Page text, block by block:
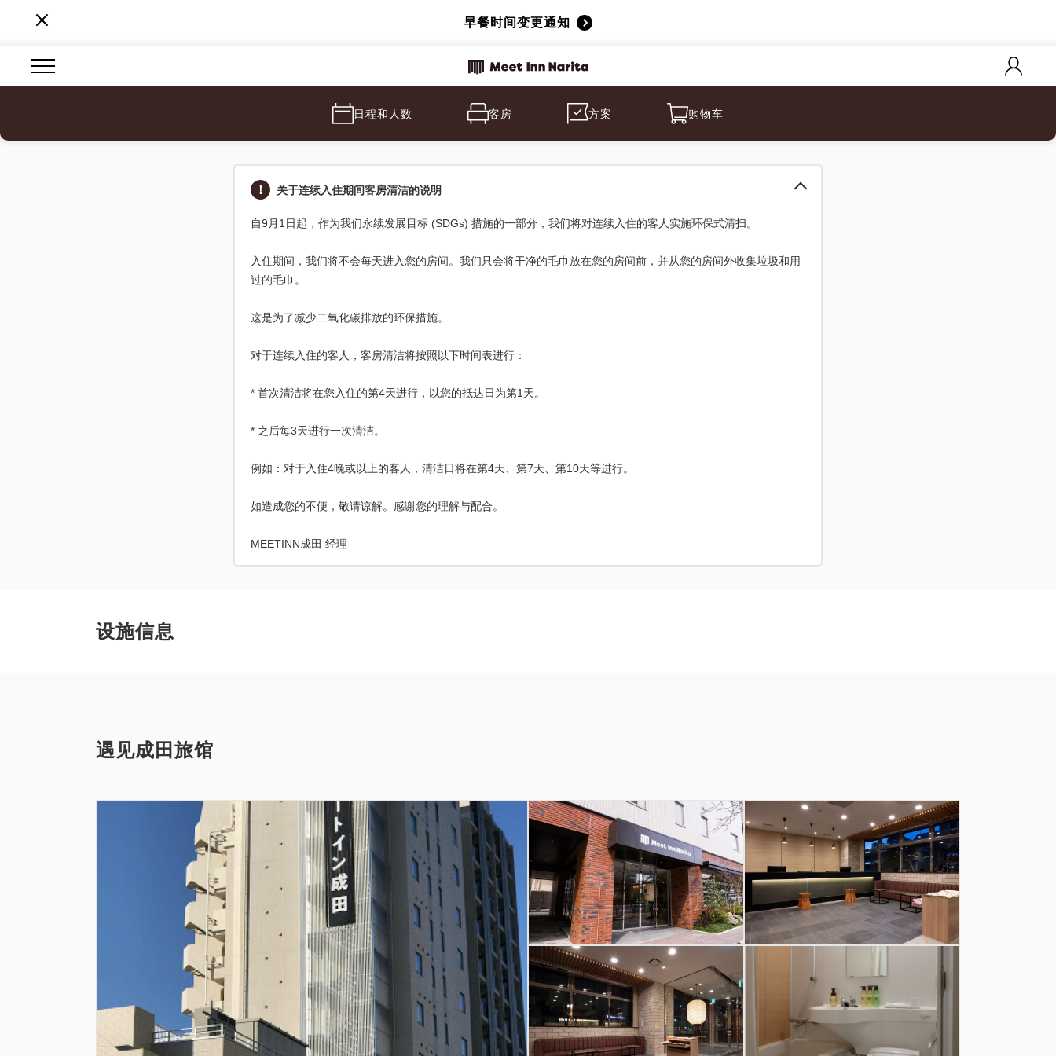
早餐时间变更通知
日程和人数 客房 方案 购物车
关于连续入住期间客房清洁的说明
自9月1日起，作为我们永续发展目标 (SDGs) 措施的一部分，我们将对连续入住的客人实施环保式清扫。
入住期间，我们将不会每天进入您的房间。我们只会将干净的毛巾放在您的房间前，并从您的房间外收集垃圾和用
过的毛巾。
这是为了减少二氧化碳排放的环保措施。
对于连续入住的客人，客房清洁将按照以下时间表进行：
* 首次清洁将在您入住的第4天进行，以您的抵达日为第1天。
* 之后每3天进行一次清洁。
例如：对于入住4晚或以上的客人，清洁日将在第4天、第7天、第10天等进行。
如造成您的不便，敬请谅解。感谢您的理解与配合。
MEETINN成田 经理
设施信息
遇见成田旅馆